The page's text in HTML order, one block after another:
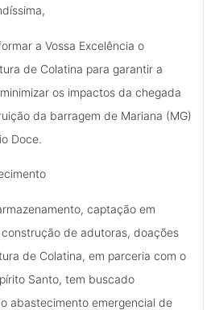
a Vossa Excelência o
de Colatina para garantir a
os impactos da chegada
da barragem de Mariana (MG)
Doce.
captação em
de adutoras, doações
de Colatina, em parceria com o
Santo, tem buscado
abastecimento emergencial de